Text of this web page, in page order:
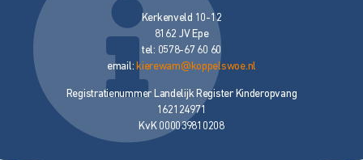
Kerkenveld 10-12
8162 JV Epe
tel: 0578-67 60 60
email: kierewam@koppelswoe.nl
Registratienummer Landelijk Register Kinderopvang
162124971
KvK 000039810208